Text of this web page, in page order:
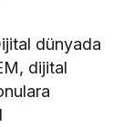
dünyada
dijital